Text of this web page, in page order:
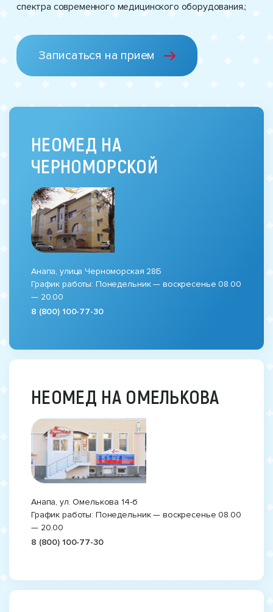
спектра современного медицинского оборудования.;
Записаться на прием
НЕОМЕД НА
ЧЕРНОМОРСКОЙ
Анапа, улица Черноморская 28Б
График работы: Понедельник — воскресенье 08.00
— 20.00
8 (800) 100-77-30
НЕОМЕД НА ОМЕЛЬКОВА
Анапа, ул. Омелькова 14-б
График работы: Понедельник — воскресенье 08.00
— 20.00
8 (800) 100-77-30